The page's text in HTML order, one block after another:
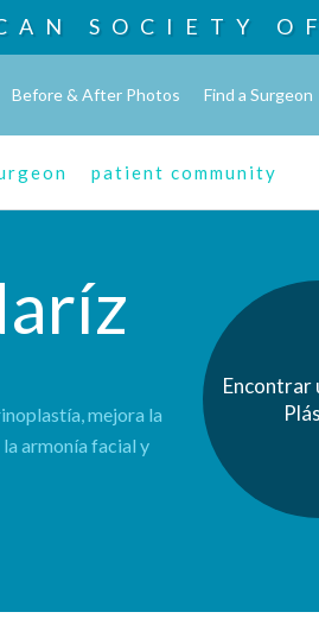
SOCIETY
Before & After Photos Find a Surgeon
patient community
mejora la
armonía facial y
Encontrar